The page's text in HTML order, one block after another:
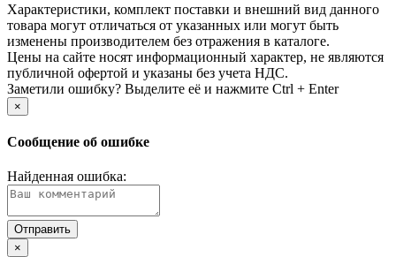
Xарактеристики, комплект поставки и внешний вид данного
товара могут отличаться от указанных или могут быть
изменены производителем без отражения в каталоге.
Цены на сайте носят информационный характер, не являются
публичной офертой и указаны без учета НДС.
Заметили ошибку? Выделите её и нажмите Ctrl + Enter
×
Сообщение об ошибке
Найденная ошибка:
×